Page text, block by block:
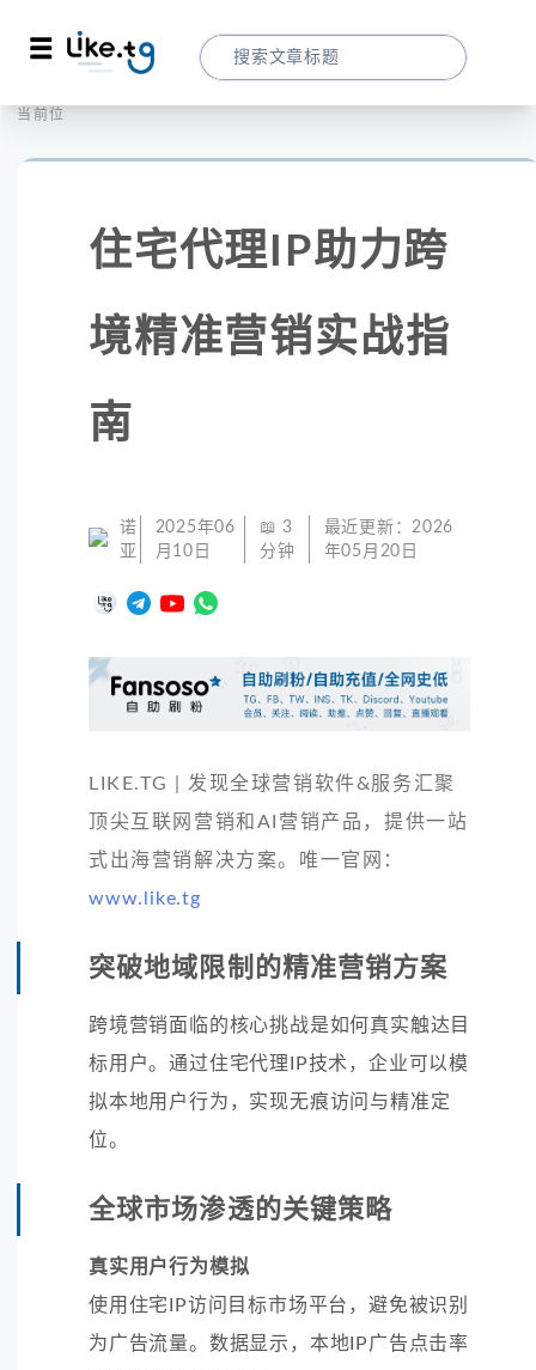
当前位置：
住宅代理IP助力跨
境精准营销实战指
南
诺
亚
2025年06
月10日
📖3
分钟
最近更新：2026
年05月20日
LIKE.TG | 发现全球营销软件&服务汇聚
顶尖互联网营销和AI营销产品，提供一站
式出海营销解决方案。唯一官网：
www.like.tg
突破地域限制的精准营销方案
跨境营销面临的核心挑战是如何真实触达目
标用户。通过住宅代理IP技术，企业可以模
拟本地用户行为，实现无痕访问与精准定
位。
全球市场渗透的关键策略
真实用户行为模拟
使用住宅IP访问目标市场平台，避免被识别
为广告流量。数据显示，本地IP广告点击率